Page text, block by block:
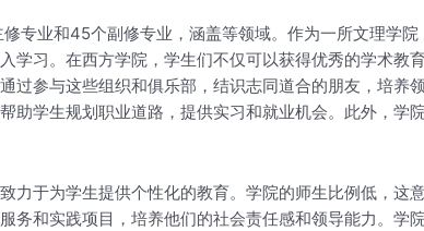
专业和45个副修专业，涵盖等领域。作为一所文理学
学习。在西方学院，学生们不仅可以获得优秀的学术教
过参与这些组织和俱乐部，结识志同道合的朋友，培养
助学生规划职业道路，提供实习和就业机会。此外，学
力于为学生提供个性化的教育。学院的师生比例低，这
务和实践项目，培养他们的社会责任感和领导能力。